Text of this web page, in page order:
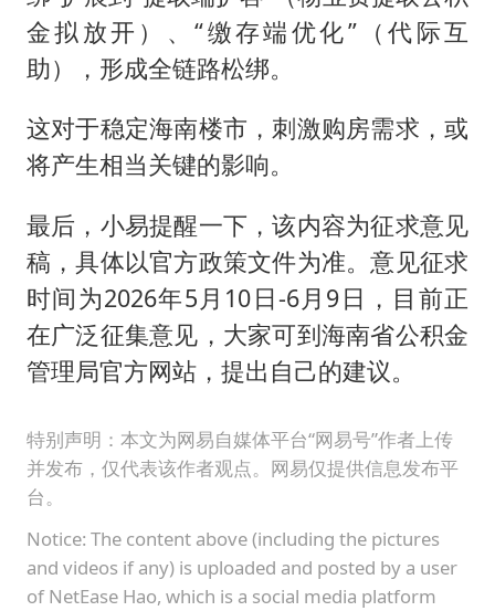
金拟放开）、“缴存端优化”（代际互
助），形成全链路松绑。
这对于稳定海南楼市，刺激购房需求，或
将产生相当关键的影响。
最后，小易提醒一下，该内容为征求意见
稿，具体以官方政策文件为准。意见征求
时间为2026年5月10日-6月9日，目前正
在广泛征集意见，大家可到海南省公积金
管理局官方网站，提出自己的建议。
特别声明：本文为网易自媒体平台“网易号”作者上传
并发布，仅代表该作者观点。网易仅提供信息发布平
台。
Notice: The content above (including the pictures
and videos if any) is uploaded and posted by a user
of NetEase Hao, which is a social media platform